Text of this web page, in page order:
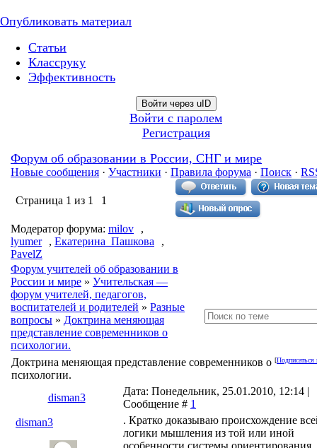
Опубликовать материал
Статьи
Классруку
Эффективность
Войти через uID
Войти с паролем
Регистрация
Форум об образовании в России, СНГ и мире
Новые сообщения · Участники · Правила форума · Поиск ·
Страница 1 из 1 1
Модератор форума: milov
,
lyumer
, Екатерина_Пашкова
,
PavelZ
Форум учителей об образовании в
России и мире » Учительская —
форум учителей, педагогов,
воспитателей и родителей » Разные
вопросы » Доктрина меняющая
представление современников о
психологии.
[Подписаться
Доктрина меняющая представление современников о
психологии.
disman3
Дата: Понедельник, 25.01.2010, 12:14 |
Сообщение # 1
disman3
. Кратко доказываю происхождение
логики мышления из той или иной
особенности системы ориентирования